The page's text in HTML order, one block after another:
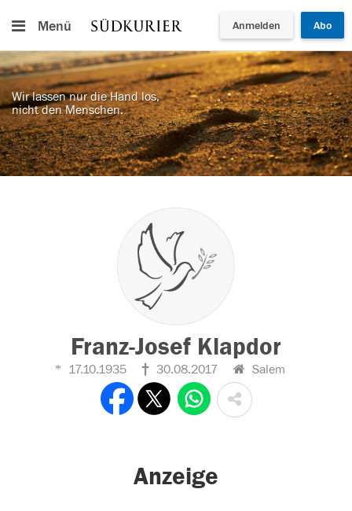
Menü Anmelden Abo
Wir lassen nur die Hand los,
nicht den Menschen.
Franz-Josef Klapdor
17.10.1935 30.08.2017 Salem
Anzeige